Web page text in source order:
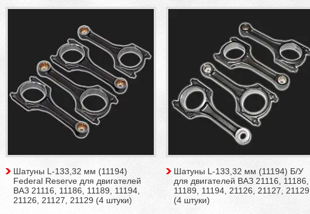
Шатуны L-133,32 мм (11194)
Federal Reserve для двигателей
ВАЗ 21116, 11186, 11189, 11194,
21126, 21127, 21129 (4 штуки)
Шатуны L-133,32 мм (11194) Б/У
для двигателей ВАЗ 21116, 11186,
11189, 11194, 21126, 21127, 21129
(4 штуки)